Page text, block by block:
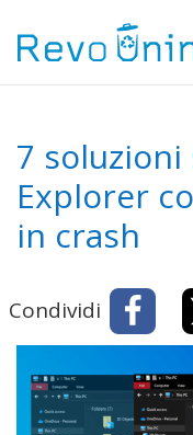
7 soluzioni
Explorer
in crash
Condividi